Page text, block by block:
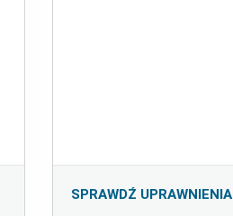
SPRAWDŹ UPRAWNIENIA